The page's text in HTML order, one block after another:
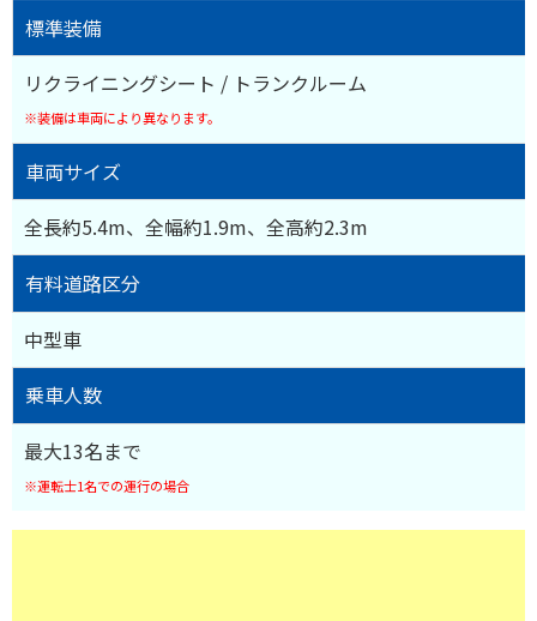
標準装備
リクライニングシート / トランクルーム
※装備は車両により異なります。
車両サイズ
全長約5.4m、全幅約1.9m、全高約2.3m
有料道路区分
中型車
乗車人数
最大13名まで
※運転士1名での運行の場合